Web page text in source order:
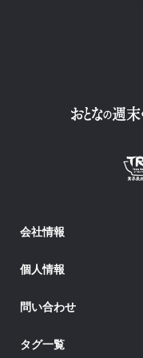
会社情報
個人情報
問い合わせ
タグ一覧